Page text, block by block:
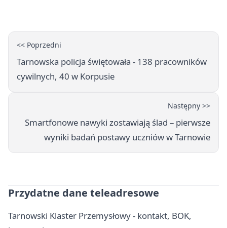
<< Poprzedni
Tarnowska policja świętowała - 138 pracowników
cywilnych, 40 w Korpusie
Następny >>
Smartfonowe nawyki zostawiają ślad – pierwsze
wyniki badań postawy uczniów w Tarnowie
Przydatne dane teleadresowe
Tarnowski Klaster Przemysłowy - kontakt, BOK,